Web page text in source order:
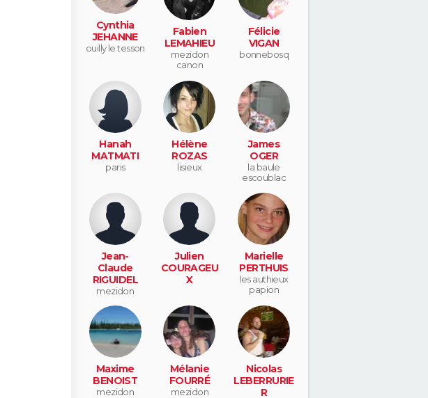
Cynthia
JEHANNE
ouilly le tesson
Fabien
LEMAHIEU
mezidon
canon
Félicie
VIGAN
bonnebosq
Hanah
MATMATI
paris
Hélène
ROZAS
lisieux
James
OGER
la baule
escoublac
Jean-
Claude
RIGUIDEL
mezidon
Julien
COURAGEU
X
Marielle
PERTHUIS
les authieux
papion
Maxime
BENOIST
mezidon
Mélanie
FOURRÉ
mezidon
Nicolas
LEBERRURIE
R